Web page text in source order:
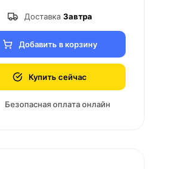
Доставка Завтра
Добавить в корзину
Купить сейчас
Безопасная оплата онлайн